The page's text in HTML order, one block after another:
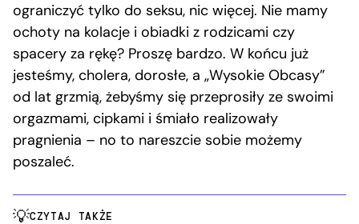
ograniczyć tylko do seksu, nic więcej. Nie mamy
ochoty na kolacje i obiadki z rodzicami czy
spacery za rękę? Proszę bardzo. W końcu już
jesteśmy, cholera, dorosłe, a „Wysokie Obcasy”
od lat grzmią, żebyśmy się przeprosiły ze swoimi
orgazmami, cipkami i śmiało realizowały
pragnienia – no to nareszcie sobie możemy
poszaleć.
CZYTAJ TAKŻE